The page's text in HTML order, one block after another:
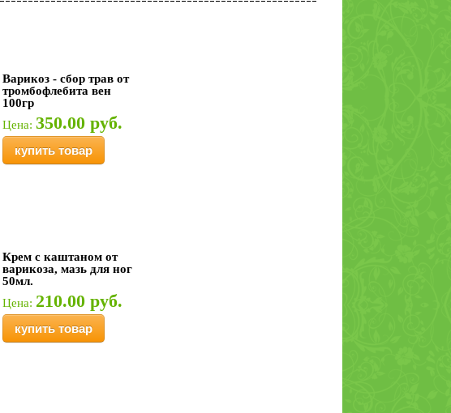
Варикоз - сбор трав от
тромбофлебита вен
100гр
Цена: 350.00 руб.
купить товар
Крем с каштаном от
варикоза, мазь для ног
50мл.
Цена: 210.00 руб.
купить товар